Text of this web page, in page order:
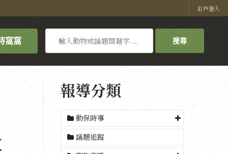
訂戶登入
窩窩
尋
搜尋
報導分類
動保時事
議題追蹤